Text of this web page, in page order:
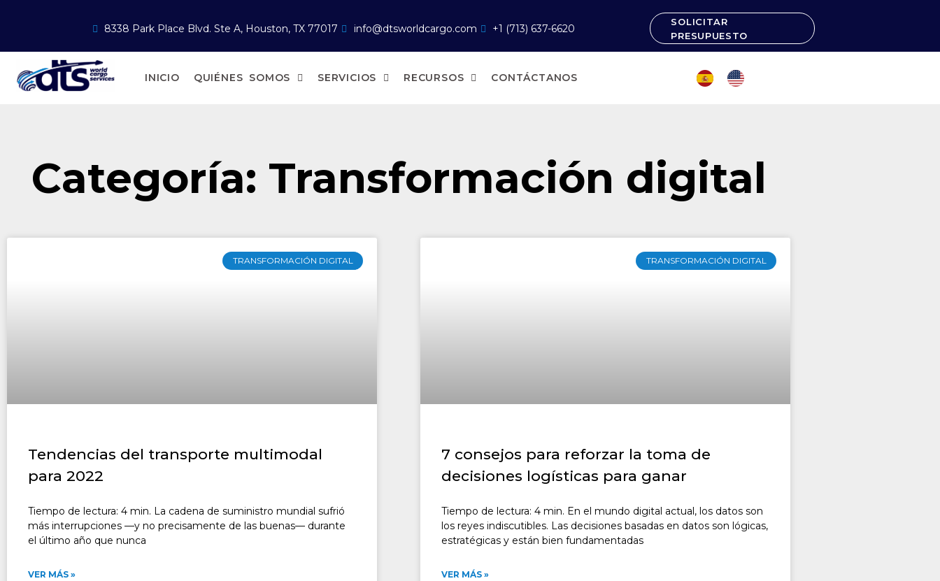
8338 Park Place Blvd. Ste A, Houston, TX 77017 info@dtsworldcargo.com +1 (713) 637-6620
SOLICITAR
PRESUPUESTO
INICIO QUIÉNES SOMOS SERVICIOS RECURSOS CONTÁCTANOS
Categoría: Transformación digital
TRANSFORMACIÓN DIGITAL
Tendencias del transporte multimodal
para 2022
Tiempo de lectura: 4 min. La cadena de suministro mundial sufrió
más interrupciones —y no precisamente de las buenas— durante
el último año que nunca
VER MÁS »
TRANSFORMACIÓN DIGITAL
7 consejos para reforzar la toma de
decisiones logísticas para ganar
Tiempo de lectura: 4 min. En el mundo digital actual, los datos son
los reyes indiscutibles. Las decisiones basadas en datos son lógicas,
estratégicas y están bien fundamentadas
VER MÁS »